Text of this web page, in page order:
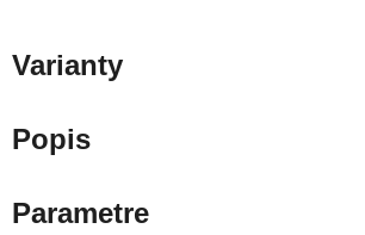
Varianty
Popis
Parametre